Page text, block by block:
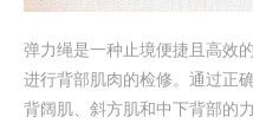
弹力绳是一种止境便捷且高效
进行背部肌肉的检修。通过正
背阔肌、斜方肌和中下背部的